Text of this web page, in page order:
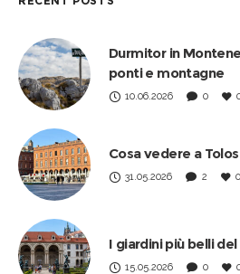
Durmitor in
ponti e montagne
10.06.2026 0
Cosa vedere a
31.05.2026 2 0
I giardini più belli
15.05.2026 0